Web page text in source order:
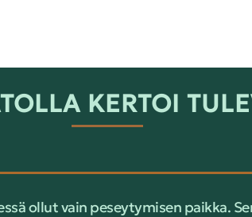
KERTOI
ollut vain peseytymisen paikka.